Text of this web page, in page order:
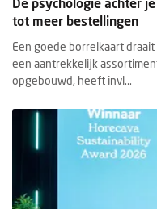
tot meer bestellingen
Een goede borrelkaart
een aantrekkelijk
opgebouwd, heeft invl...